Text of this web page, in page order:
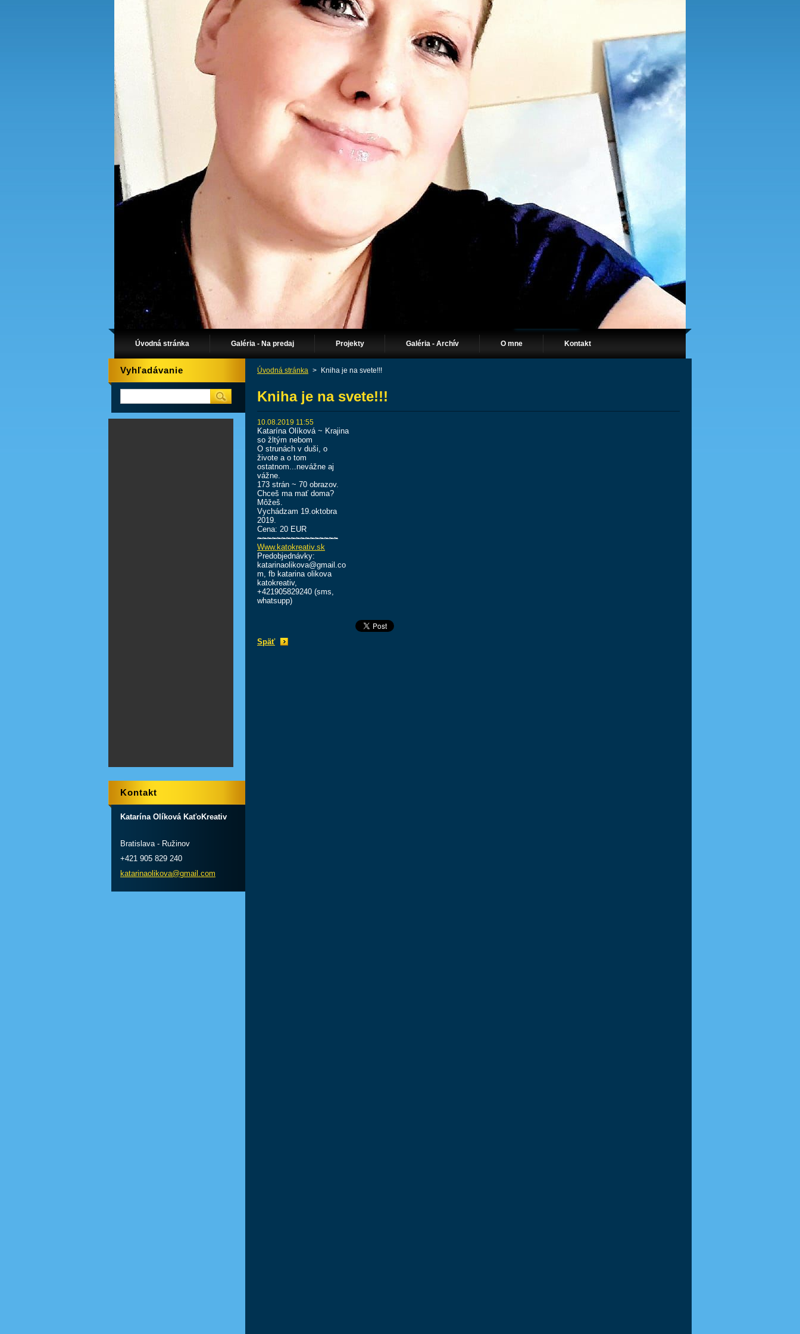
Úvodná stránka Galéria - Na predaj Projekty Galéria - Archív O mne Kontakt
Úvodná stránka > Kniha je na svete!!!
Kniha je na svete!!!
10.08.2019 11:55
Katarína Olíková ~ Krajina
so žltým nebom
O strunách v duši, o
živote a o tom
ostatnom...nevážne aj
vážne.
173 strán ~ 70 obrazov.
Chceš ma mať doma?
Môžeš.
Vychádzam 19.oktobra
2019.
Cena: 20 EUR
~~~~~~~~~~~~~~~~~
Www.katokreativ.sk
Predobjednávky:
katarinaolikova@gmail.co
m, fb katarina olikova
katokreativ,
+421905829240 (sms,
whatsupp)
Späť
Vyhľadávanie
Kontakt
Katarína Olíková KaťoKreativ
Bratislava - Ružinov
+421 905 829 240
katarinaolikova@gmail.com